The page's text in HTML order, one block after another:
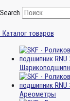
Search
Каталог товаров
Ареометры